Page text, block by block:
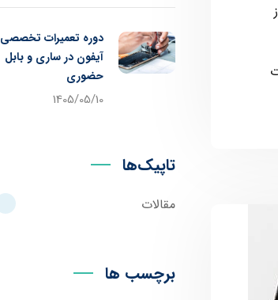
دوره تعمیرات تخصصی
آیفون در ساری و بابل
حضوری
1405/05/10
تاپیک‌ها
مقالات
برچسب ها